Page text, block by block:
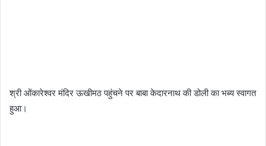
श्री ओंकारेश्वर मंदिर ऊखीमठ पहुंचने पर बाबा केदारनाथ की डोली का भब्य स्वागत
हुआ‌।